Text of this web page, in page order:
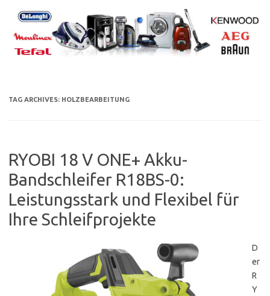
content
TAG ARCHIVES: HOLZBEARBEITUNG
RYOBI 18 V ONE+ Akku-
Bandschleifer R18BS-0:
Leistungsstark und Flexibel für
Ihre Schleifprojekte
D
er
R
Y